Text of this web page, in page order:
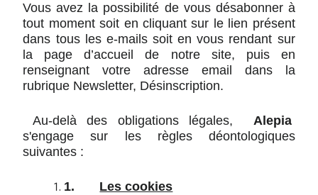
Vous avez la possibilité de vous désabonner à
tout moment soit en cliquant sur le lien présent
dans tous les e-mails soit en vous rendant sur
la page d’accueil de notre site, puis en
renseignant votre adresse email dans la
rubrique Newsletter, Désinscription.
Au-delà des obligations légales, Alepia
s'engage sur les règles déontologiques
suivantes :
1. Les cookies